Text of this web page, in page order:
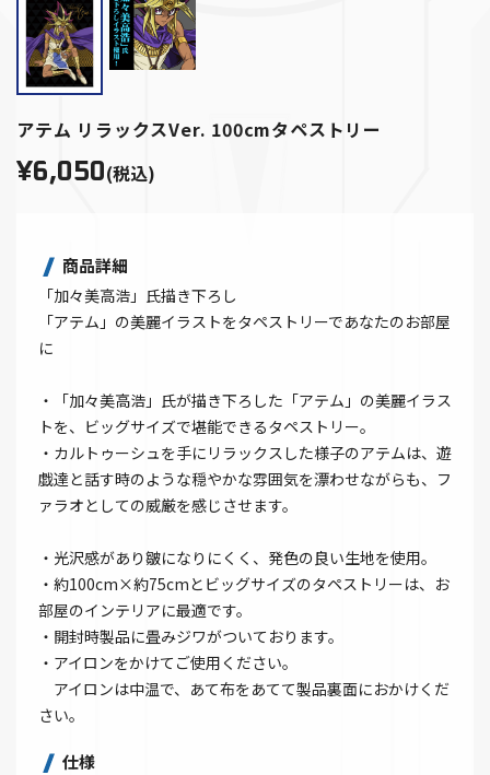
アテム リラックスVer. 100cmタペストリー
¥6,050(税込)
商品詳細
「加々美高浩」氏描き下ろし
「アテム」の美麗イラストをタペストリーであなたのお部屋
に
・「加々美高浩」氏が描き下ろした「アテム」の美麗イラス
トを、ビッグサイズで堪能できるタペストリー。
・カルトゥーシュを手にリラックスした様子のアテムは、遊
戯達と話す時のような穏やかな雰囲気を漂わせながらも、フ
ァラオとしての威厳を感じさせます。
・光沢感があり皺になりにくく、発色の良い生地を使用。
・約100cm×約75cmとビッグサイズのタペストリーは、お
部屋のインテリアに最適です。
・開封時製品に畳みジワがついております。
・アイロンをかけてご使用ください。
アイロンは中温で、あて布をあてて製品裏面におかけくだ
さい。
仕様